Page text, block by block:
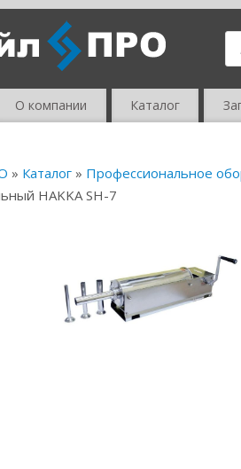
О компании Каталог
» Каталог » Профессиональное
HAKKA SH-7